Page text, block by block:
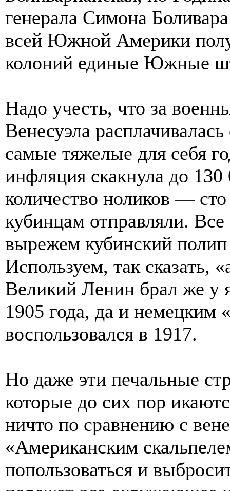
генерала Симона
всей Южной Америки
колоний единые Южные
Надо учесть, что за
Венесуэла
самые тяжелые для себя
инфляция скакнула до
количество ноликов —
кубинцам отправляли.
вырежем кубинский
Используем, так сказать,
Великий Ленин брал же у
1905 года, да и немецким
воспользовался в 1917.
Но даже эти печальные
которые до сих пор
ничто по сравнению с
«Американским
попользоваться и